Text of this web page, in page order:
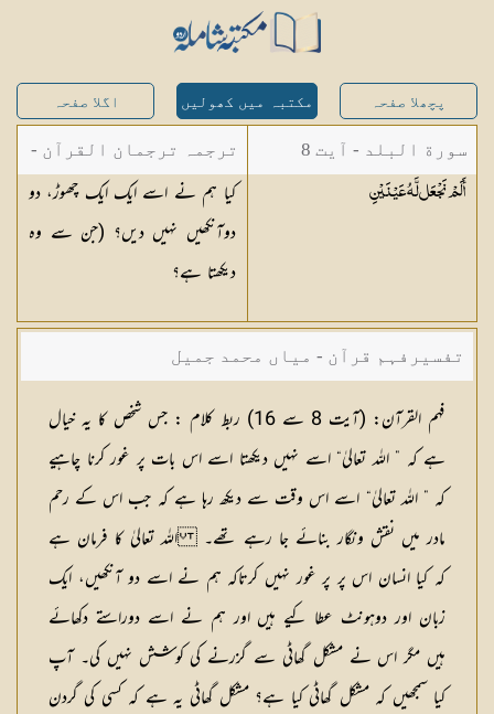
پچھلا صفحہ مکتبہ میں کھولیں اگلا صفحہ
سورة البلد - آیت 8
أَلَمْ نَجْعَل لَّهُعَيْنَيْنِ
ترجمہ ترجمان القرآن -
مولانا ابوالکلام آزاد
کیا ہم نے اسے ایک ایک چھوڑ، دو
دوآنکھیں نہیں دیں؟ (جن سے وہ
دیکھتا ہے؟
تفسیرفہم قرآن - میاں محمد جمیل
فہم القرآن: (آیت 8 سے 16) ربط کلام : جس شخص کا یہ خیال
ہے کہ ” اللہ تعالیٰ“ اسے نہیں دیکھتا اسے اس بات پر غور کرنا چاہیے
کہ ” اللہ تعالیٰ“ اسے اس وقت سے دیکھ رہا ہے کہ جب اس کے رحم
مادر میں نقش ونگار بنائے جا رہے تھے۔ اللہ تعالیٰ کا فرمان ہے
کہ کیا انسان اس پر پر غور نہیں کرتاکہ ہم نے اسے دو آنکھیں، ایک
زبان اور دوہونٹ عطا کیے ہیں اور ہم نے اسے دوراستے دکھائے
ہیں مگر اس نے مشکل گھاٹی سے گزرنے کی کوشش نہیں کی۔ آپ
کیا سمجھیں کہ مشکل گھاٹی کیا ہے؟ مشکل گھاٹی یہ ہے کہ کسی کی گردن